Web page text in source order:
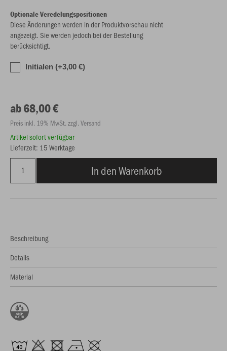
Optionale Veredelungspositionen
Diese Änderungen werden in der Produktvorschau nicht
angezeigt. Sie werden jedoch bei der Bestellung
berücksichtigt.
Initialen (+3,00 €)
ab 68,00 €
Preis inkl. 19% MwSt. zzgl. Versand
Artikel sofort verfügbar
Lieferzeit: 15 Werktage
In den Warenkorb
Beschreibung
Details
Material